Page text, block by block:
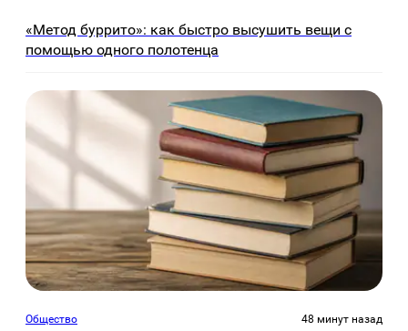
«Метод буррито»: как быстро высушить вещи с
помощью одного полотенца
Общество 48 минут назад